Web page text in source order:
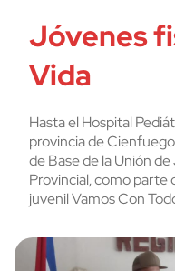
Jóvenes
Vida
Hasta el Hospital
provincia de
de Base de la Unión
Provincial, como parte
juvenil Vamos Con